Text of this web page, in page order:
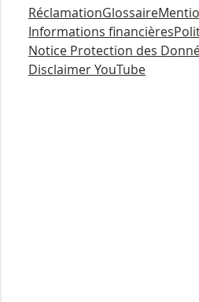
RéclamationGlossaire
Informations financières
Notice Protection des
Disclaimer YouTube